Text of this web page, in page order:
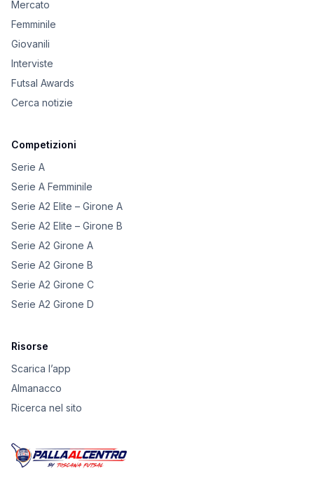
Mercato
Femminile
Giovanili
Interviste
Futsal Awards
Cerca notizie
Competizioni
Serie A
Serie A Femminile
Serie A2 Elite – Girone A
Serie A2 Elite – Girone B
Serie A2 Girone A
Serie A2 Girone B
Serie A2 Girone C
Serie A2 Girone D
Risorse
Scarica l’app
Almanacco
Ricerca nel sito